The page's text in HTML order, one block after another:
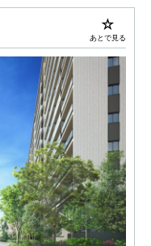
あとで見る